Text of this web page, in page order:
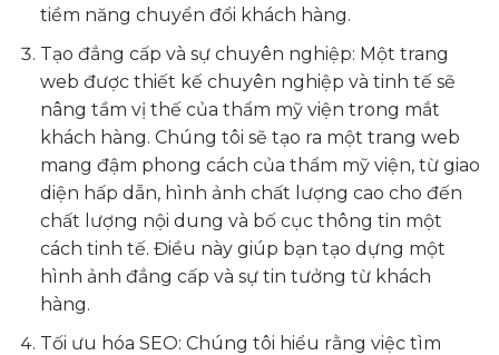
tiềm năng chuyển đổi khách hàng.
Tạo đẳng cấp và sự chuyên nghiệp: Một trang
web được thiết kế chuyên nghiệp và tinh tế sẽ
nâng tầm vị thế của thẩm mỹ viện trong mắt
khách hàng. Chúng tôi sẽ tạo ra một trang web
mang đậm phong cách của thẩm mỹ viện, từ giao
diện hấp dẫn, hình ảnh chất lượng cao cho đến
chất lượng nội dung và bố cục thông tin một
cách tinh tế. Điều này giúp bạn tạo dựng một
hình ảnh đẳng cấp và sự tin tưởng từ khách
hàng.
Tối ưu hóa SEO: Chúng tôi hiểu rằng việc tìm